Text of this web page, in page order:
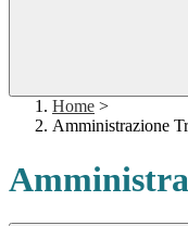
Home >
Amministrazione